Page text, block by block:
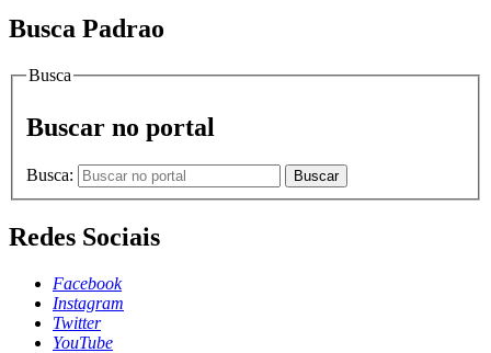
Busca Padrao
Busca
Buscar no portal
Busca: Buscar
Redes Sociais
Facebook
Instagram
Twitter
YouTube